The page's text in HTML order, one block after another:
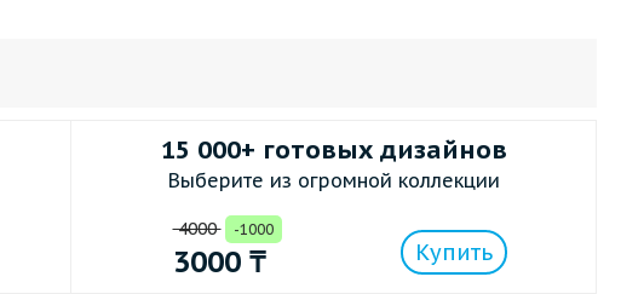
15 000+ готовых дизайнов
Выберите из огромной коллекции
4000 -1000
3000 ₸ Купить